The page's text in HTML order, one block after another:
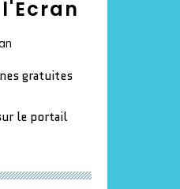
gratuites
le portail